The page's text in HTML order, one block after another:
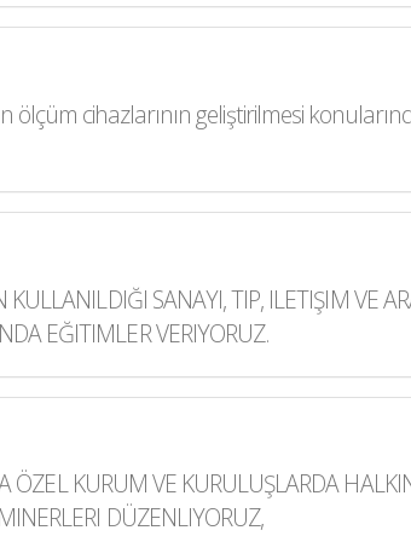
cihazlarının geliştirilmesi
SANAYI, TIP, ILETIŞIM VE
EĞITIMLER VERIYORUZ.
ÖZEL KURUM VE KURULUŞLARDA
DÜZENLIYORUZ,